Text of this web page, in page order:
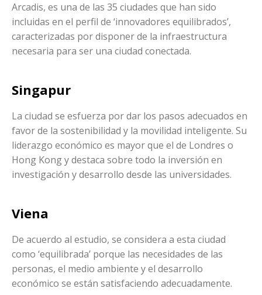
Arcadis, es una de las 35 ciudades que han sido
incluidas en el perfil de ‘innovadores equilibrados’,
caracterizadas por disponer de la infraestructura
necesaria para ser una ciudad conectada.
Singapur
La ciudad se esfuerza por dar los pasos adecuados en
favor de la sostenibilidad y la movilidad inteligente. Su
liderazgo económico es mayor que el de Londres o
Hong Kong y destaca sobre todo la inversión en
investigación y desarrollo desde las universidades.
Viena
De acuerdo al estudio, se considera a esta ciudad
como ‘equilibrada’ porque las necesidades de las
personas, el medio ambiente y el desarrollo
económico se están satisfaciendo adecuadamente.